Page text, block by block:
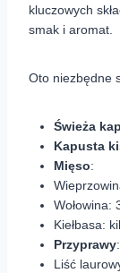
kluczowych
smak i aromat.
Oto niezbędne
Świeża
Kapusta
Mięso:
Wołowina:
Kiełbasa:
Przyprawy:
Liść